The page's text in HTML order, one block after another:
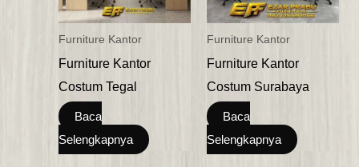
Furniture Kantor
Furniture Kantor
Costum Tegal
Baca
Selengkapnya
Furniture Kantor
Furniture Kantor
Costum Surabaya
Baca
Selengkapnya